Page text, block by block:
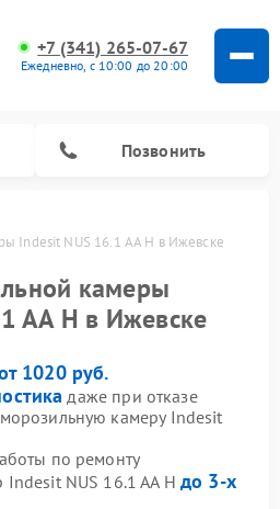
+7 (341) 265-07-67
Ежедневно, с 10:00 до 20:00
Позвонить
Indesit NUS 16.1 AA H в Ижевске
камеры
AA H в Ижевске
1020 руб.
даже при отказе
камеру Indesit
по ремонту
NUS 16.1 AA H до 3-х